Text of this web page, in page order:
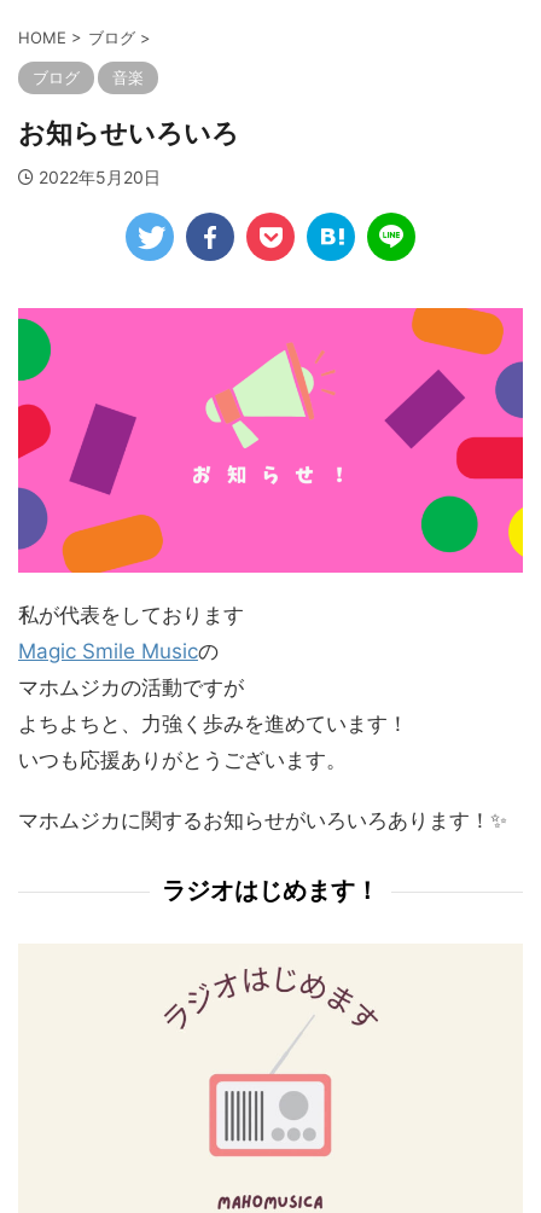
HOME > ブログ >
ブログ 音楽
お知らせいろいろ
2022年5月20日
私が代表をしております
Magic Smile Musicの
マホムジカの活動ですが
よちよちと、力強く歩みを進めています！
いつも応援ありがとうございます。
マホムジカに関するお知らせがいろいろあります！✨
ラジオはじめます！